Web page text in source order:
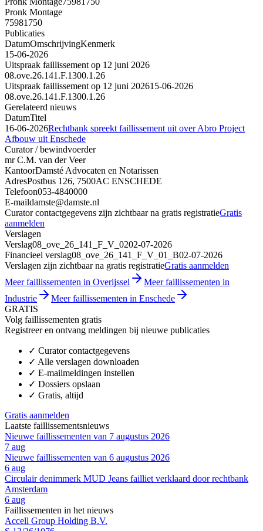
Pronk Montage
75981750
Publicaties
DatumOmschrijvingKenmerk
15-06-2026
Uitspraak faillissement op 12 juni 2026
08.ove.26.141.F.1300.1.26
Uitspraak faillissement op 12 juni 202615-06-2026
08.ove.26.141.F.1300.1.26
Gerelateerd nieuws
DatumTitel
16-06-2026Rechtbank spreekt faillissement uit over Abro Project
Afbouw uit Enschede
Curator / bewindvoerder
mr C.M. van der Veer
KantoorDamsté Advocaten en Notarissen
AdresPostbus 126, 7500AC ENSCHEDE
Telefoon053-4840000
E-maildamste@damste.nl
Curator contactgegevens zijn zichtbaar na gratis registratieGratis
aanmelden
Verslagen
Verslag08_ove_26_141_F_V_0202-07-2026
Financieel verslag08_ove_26_141_F_V_01_B02-07-2026
Verslagen zijn zichtbaar na gratis registratieGratis aanmelden
Meer faillissementen in Overijssel
Meer faillissementen in
Industrie
Meer faillissementen in Enschede
GRATIS
Volg faillissementen gratis
Registreer en ontvang meldingen bij nieuwe publicaties
✓ Curator contactgegevens
✓ Alle verslagen downloaden
✓ E-mailmeldingen instellen
✓ Dossiers opslaan
✓ Gratis, altijd
Gratis aanmelden
Laatste faillissementsnieuws
Nieuwe faillissementen van 7 augustus 2026
7 aug
Nieuwe faillissementen van 6 augustus 2026
6 aug
Circulair denimmerk MUD Jeans failliet verklaard door rechtbank
Amsterdam
6 aug
Faillissementen in het nieuws
Accell Group Holding B.V.